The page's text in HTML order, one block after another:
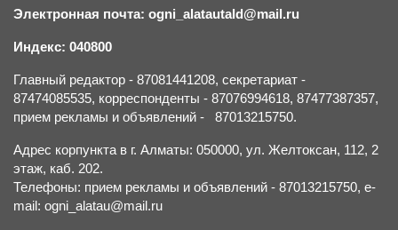
Электронная почта: ogni_alatautald@mail.ru
Индекс: 040800
Главный редактор - 87081441208, секретариат -
87474085535, корреспонденты - 87076994618, 87477387357,
прием рекламы и объявлений - 87013215750.
Адрес корпункта в г. Алматы: 050000, ул. Желтоксан, 112, 2
этаж, каб. 202.
Телефоны: прием рекламы и объявлений - 87013215750, e-
mail: ogni_alatau@mail.ru